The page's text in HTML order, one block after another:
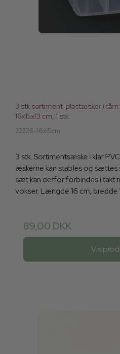
3 stk sortiment-plastæsker i
16x15x13 cm, 1 stk.
22226-16x15cm
3 stk. Sortimentsæske i klar
æskerne kan stables og sættes
sæt kan derfor forbindes i takt
vokser. Længde 16 cm, bredde
89,00 DKK
Vis